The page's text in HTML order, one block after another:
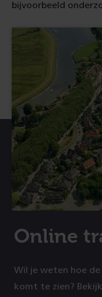
bijvoorbeeld
Online
Wil je weten hoe
komt te zien?